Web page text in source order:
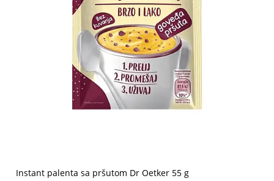
Instant palenta sa pršutom Dr Oetker 55 g